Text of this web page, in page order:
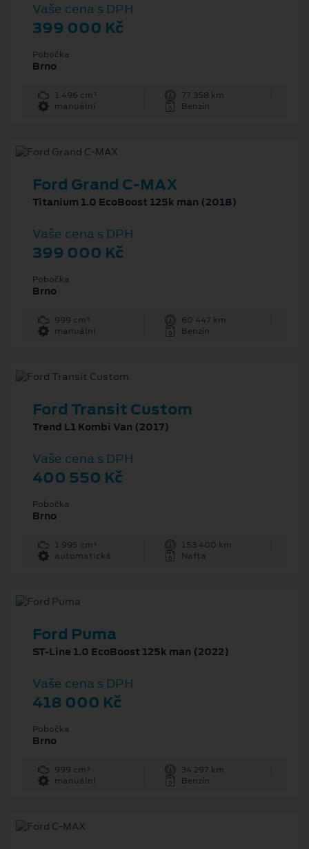
Vaše cena s DPH
399 000 Kč
Pobočka
Brno
1 496 cm³
77 358 km
manuální
Benzín
Ford Grand C-MAX
Titanium 1.0 EcoBoost 125k man (2018)
Vaše cena s DPH
399 000 Kč
Pobočka
Brno
999 cm³
60 447 km
manuální
Benzín
Ford Transit Custom
Trend L1 Kombi Van (2017)
Vaše cena s DPH
400 550 Kč
Pobočka
Brno
1 995 cm³
153 400 km
automatická
Nafta
Ford Puma
ST-Line 1.0 EcoBoost 125k man (2022)
Vaše cena s DPH
418 000 Kč
Pobočka
Brno
999 cm³
34 297 km
manuální
Benzín